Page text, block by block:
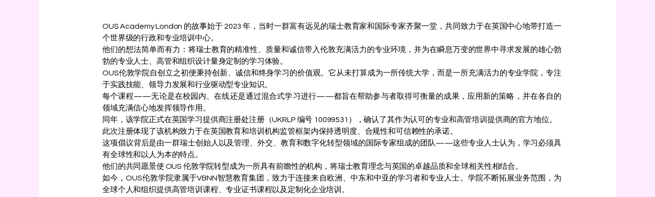
OUS Academy London 的故事始于 2023 年，当时一群富有远见的瑞士教育家和国际专家齐聚一堂，共同致力于在英国中心地带打造一
个世界级的行政和专业培训中心。
他们的想法简单而有力：将瑞士教育的精准性、质量和诚信带入伦敦充满活力的专业环境，并为在瞬息万变的世界中寻求发展的雄心勃
勃的专业人士、高管和组织设计量身定制的学习体验。
OUS伦敦学院自创立之初便秉持创新、诚信和终身学习的价值观。它从未打算成为一所传统大学，而是一所充满活力的专业学院，专注
于实践技能、领导力发展和行业驱动型专业知识。
每个课程——无论是在校园内、在线还是通过混合式学习进行——都旨在帮助参与者取得可衡量的成果，应用新的策略，并在各自的
领域充满信心地发挥领导作用。
同年，该学院正式在英国学习提供商注册处注册（UKRLP 编号 10099531），确认了其作为认可的专业和高管培训提供商的官方地位。
此次注册体现了该机构致力于在英国教育和培训机构监管框架内保持透明度、合规性和可信赖性的承诺。
这项倡议背后是由一群瑞士创始人以及管理、外交、教育和数字化转型领域的国际专家组成的团队——这些专业人士认为，学习必须具
有全球性和以人为本的特点。
他们的共同愿景使 OUS 伦敦学院转型成为一所具有前瞻性的机构，将瑞士教育理念与英国的卓越品质和全球相关性相结合。
如今，OUS伦敦学院隶属于VBNN智慧教育集团，致力于连接来自欧洲、中东和中亚的学习者和专业人士。学院不断拓展业务范围，为
全球个人和组织提供高管培训课程、专业证书课程以及定制化企业培训。